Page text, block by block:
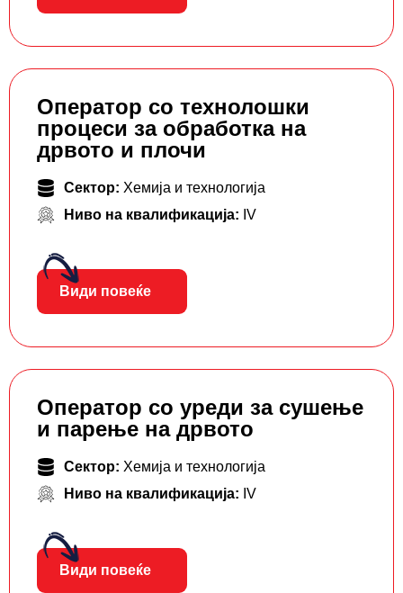
Оператор со технолошки
процеси за обработка на
дрвото и плочи
Сектор: Хемија и технологија
Ниво на квалификација: IV
Види повеќе
Оператор со уреди за сушење
и парење на дрвото
Сектор: Хемија и технологија
Ниво на квалификација: IV
Види повеќе